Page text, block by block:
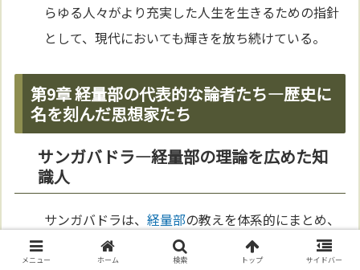
らゆる人々がより充実した人生を生きるための指針
として、現代においても輝きを放ち続けている。
第9章 経量部の代表的な論者たち―歴史に
名を刻んだ思想家たち
サンガバドラ―経量部の理論を広めた知
識人
サンガバドラは、経量部の教えを体系的にまとめ、
後世に大きな影響を与えた重要な思想家である。彼
メニュー ホーム 検索 トップ サイドバー